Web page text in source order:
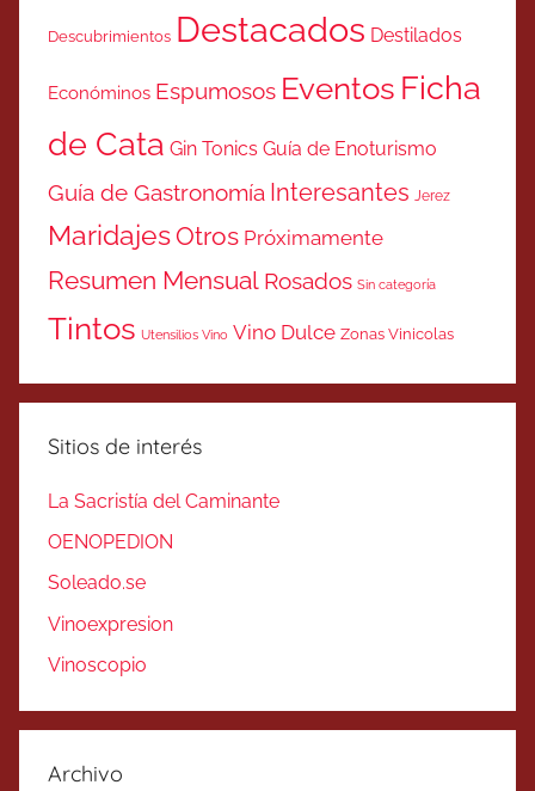
Descubrimientos Destacados Destilados
Económinos Espumosos Eventos Ficha
de Cata Gin Tonics Guía de Enoturismo
Guía de Gastronomía Interesantes Jerez
MaridajesOtros Próximamente
Resumen Mensual Rosados Sin categoría
Tintos Utensilios Vino Vino Dulce Zonas Vinicolas
Sitios de interés
La Sacristía del Caminante
OENOPEDION
Soleado.se
Vinoexpresion
Vinoscopio
Archivo